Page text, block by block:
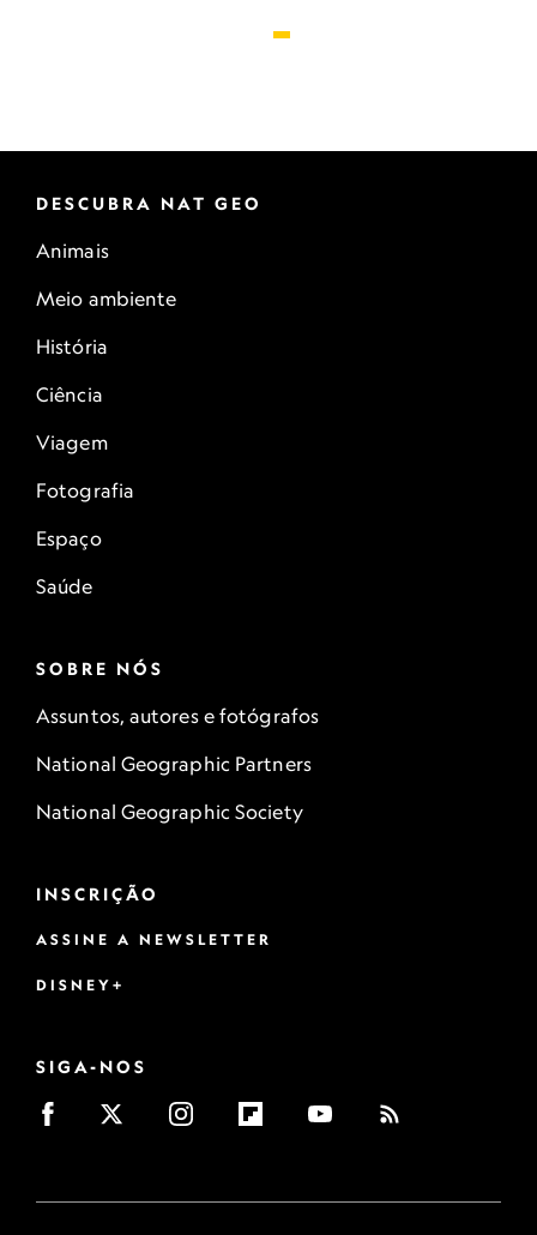
DESCUBRA NAT GEO
Animais
Meio ambiente
História
Ciência
Viagem
Fotografia
Espaço
Saúde
SOBRE NÓS
Assuntos, autores e fotógrafos
National Geographic Partners
National Geographic Society
INSCRIÇÃO
ASSINE A NEWSLETTER
DISNEY+
SIGA-NOS